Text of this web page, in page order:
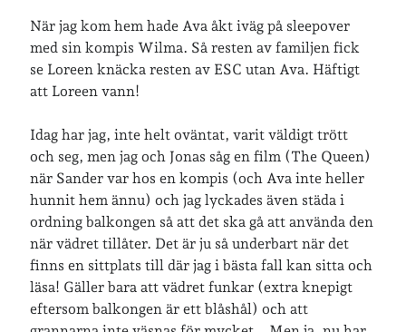
När jag kom hem hade Ava åkt iväg på sleepover
med sin kompis Wilma. Så resten av familjen fick
se Loreen knäcka resten av ESC utan Ava. Häftigt
att Loreen vann!
Idag har jag, inte helt oväntat, varit väldigt trött
och seg, men jag och Jonas såg en film (The Queen)
när Sander var hos en kompis (och Ava inte heller
hunnit hem ännu) och jag lyckades även städa i
ordning balkongen så att det ska gå att använda den
när vädret tillåter. Det är ju så underbart när det
finns en sittplats till där jag i bästa fall kan sitta och
läsa! Gäller bara att vädret funkar (extra knepigt
eftersom balkongen är ett blåshål) och att